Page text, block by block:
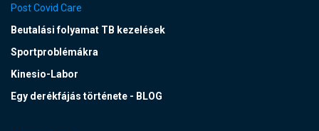
Post Covid Care
Beutalási folyamat TB kezelések
Sportproblémákra
Kinesio-Labor
Egy derékfájás története - BLOG